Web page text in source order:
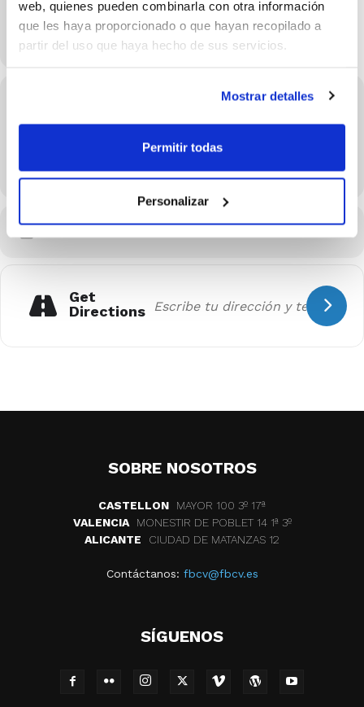
web, quienes pueden combinarla con otra información
que les haya proporcionado o que hayan recopilado a
partir del uso que haya hecho de sus servicios.
Mostrar detalles
Permitir todas
Personalizar
Hora
23/11/2024 10:00 - 13:00 (GMT+02:00)
Pab. Muni. Bancaixa
Av. França, 111, 12540 Vila-real, Castelló
OTROS EVENTOS
Get
Directions
SOBRE NOSOTROS
CASTELLON
MAYOR 100 3º 17ª
VALENCIA
MONESTIR DE POBLET 14 1ª 3º
ALICANTE
CIUDAD DE MATANZAS 12
Contáctanos: fbcv@fbcv.es
SÍGUENOS